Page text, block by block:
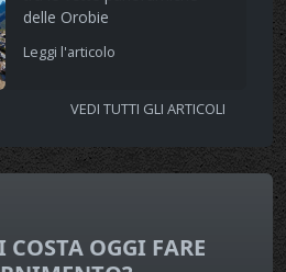
delle Orobie
Leggi l'articolo
VEDI TUTTI GLI ARTICOLI
OGGI FARE